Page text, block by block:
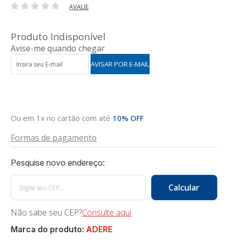
AVALIE
Produto Indisponível
Avise-me quando chegar
Ou em 1x no cartão com até 10% OFF
Formas de pagamento
Não sabe seu CEP?Consulte aqui
Marca do produto:ADERE